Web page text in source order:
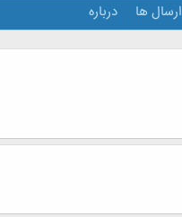
ارسال ها درباره